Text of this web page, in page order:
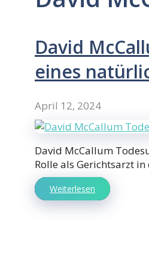
David
eines
April 12, 2024
David McCallum
Rolle als Gerichtsarzt
Weiterlesen